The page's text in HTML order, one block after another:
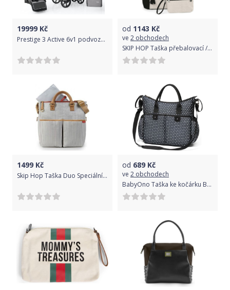
19999 Kč
Prestige 3 Active 6v1 podvozek grey/hnědá rukojeť + sada BARLEY (BÉŽOVÁ - sed.část, hl.korba, taška, fusak, slunečník)
od 1143 Kč
ve 2 obchodech
SKIP HOP Taška přebalovací / batoh Sutton Canvas/Natural
1499 Kč
Skip Hop Taška Duo Speciální Edice Proužky
od 689 Kč
ve 2 obchodech
BabyOno Taška ke kočárku Basic So City - Hvězdičky černá